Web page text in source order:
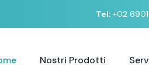
Tel: +02
Nostri Prodotti